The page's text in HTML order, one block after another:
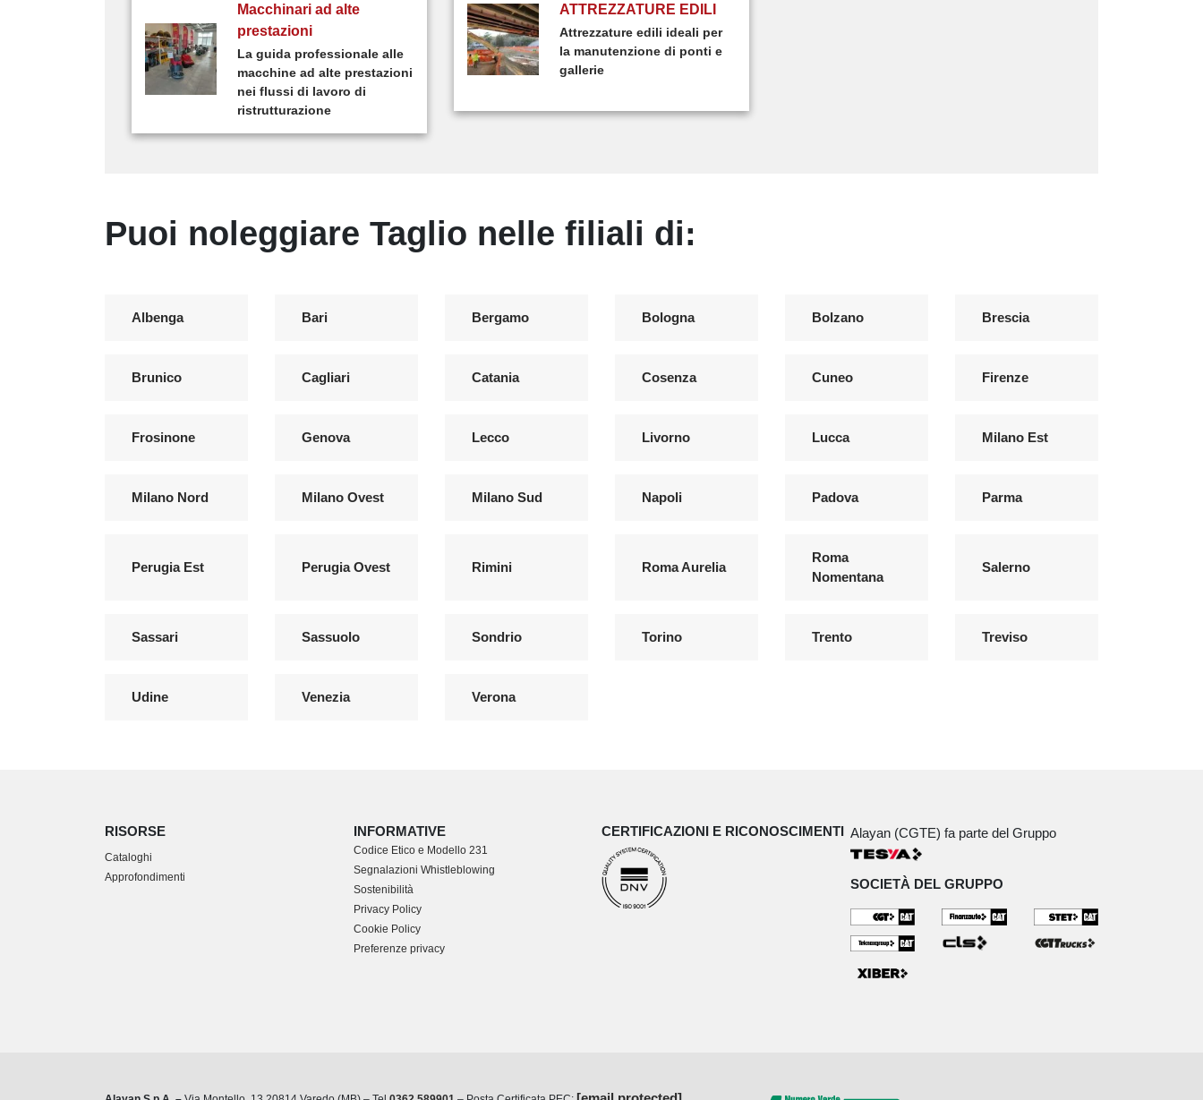
Macchinari ad alte
prestazioni
La guida professionale alle
macchine ad alte prestazioni
nei flussi di lavoro di
ristrutturazione
ATTREZZATURE EDILI
Attrezzature edili ideali per
la manutenzione di ponti e
gallerie
Puoi noleggiare Taglio nelle filiali di:
Albenga Bari Bergamo Bologna Bolzano Brescia
Brunico Cagliari Catania Cosenza Cuneo Firenze
Frosinone Genova Lecco Livorno Lucca Milano Est
Milano Nord Milano Ovest Milano Sud Napoli Padova Parma
Perugia Est Perugia Ovest Rimini Roma Aurelia
Roma
Nomentana
Salerno
Sassari Sassuolo Sondrio Torino Trento Treviso
Udine Venezia Verona
RISORSE
Cataloghi
Approfondimenti
INFORMATIVE
Codice Etico e Modello 231
Segnalazioni Whistleblowing
Sostenibilità
Privacy Policy
Cookie Policy
Preferenze privacy
CERTIFICAZIONI E RICONOSCIMENTI Alayan (CGTE) fa parte del Gruppo
SOCIETÀ DEL GRUPPO